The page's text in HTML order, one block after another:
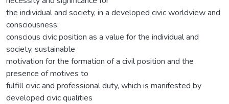
the individual and society, in a developed civic worldview and
consciousness;
conscious civic position as a value for the individual and
society, sustainable
motivation for the formation of a civil position and the
presence of motives to
fulfill civic and professional duty, which is manifested by
developed civic qualities